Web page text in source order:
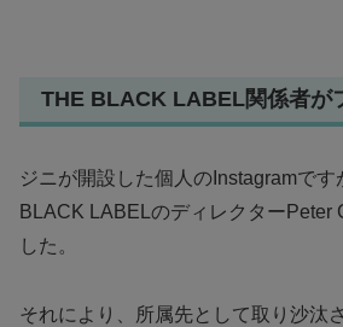
THE BLACK LABEL関係者が
ジニが開設した個人のInstagramで
BLACK LABELのディレクターPeter
した。
それにより、所属先として取り沙汰